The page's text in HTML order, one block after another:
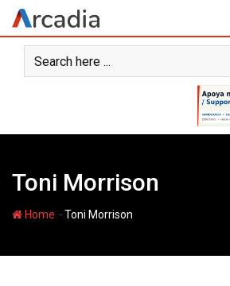
Skip
content
Toni Morrison
Home -Toni Morrison